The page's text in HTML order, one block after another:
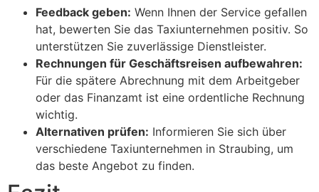
Feedback geben: Wenn Ihnen der Service gefallen
hat, bewerten Sie das Taxiunternehmen positiv. So
unterstützen Sie zuverlässige Dienstleister.
Rechnungen für Geschäftsreisen aufbewahren:
Für die spätere Abrechnung mit dem Arbeitgeber
oder das Finanzamt ist eine ordentliche Rechnung
wichtig.
Alternativen prüfen: Informieren Sie sich über
verschiedene Taxiunternehmen in Straubing, um
das beste Angebot zu finden.